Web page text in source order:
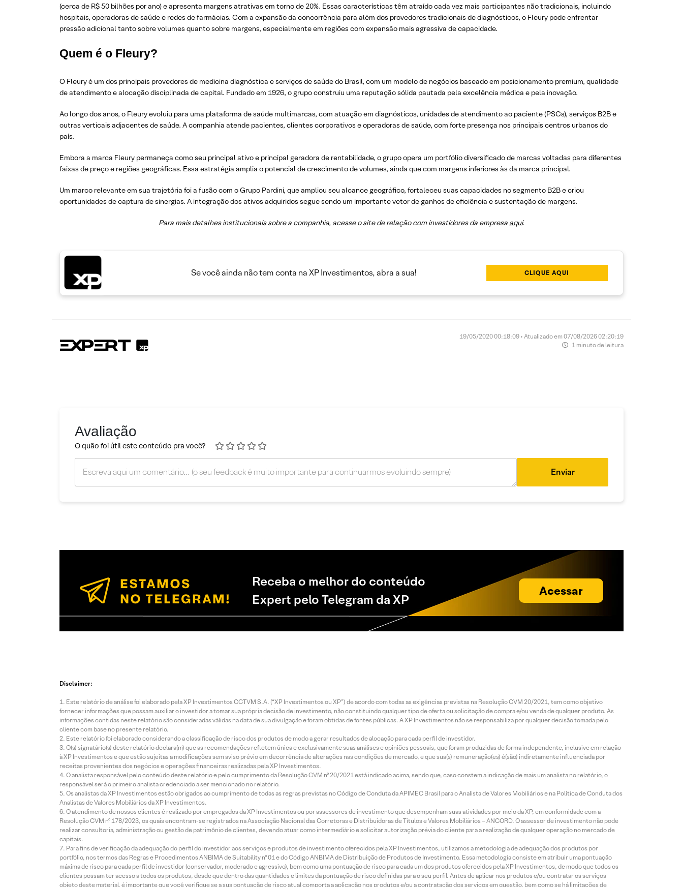
(cerca de R$ 50 bilhões por ano) e apresenta margens atrativas em torno de 20%. Essas características têm atraído cada vez mais participantes não tradicionais, incluindo
hospitais, operadoras de saúde e redes de farmácias. Com a expansão da concorrência para além dos provedores tradicionais de diagnósticos, o Fleury pode enfrentar
pressão adicional tanto sobre volumes quanto sobre margens, especialmente em regiões com expansão mais agressiva de capacidade.
Quem é o Fleury?
O Fleury é um dos principais provedores de medicina diagnóstica e serviços de saúde do Brasil, com um modelo de negócios baseado em posicionamento premium, qualidade
de atendimento e alocação disciplinada de capital. Fundado em 1926, o grupo construiu uma reputação sólida pautada pela excelência médica e pela inovação.
Ao longo dos anos, o Fleury evoluiu para uma plataforma de saúde multimarcas, com atuação em diagnósticos, unidades de atendimento ao paciente (PSCs), serviços B2B e
outras verticais adjacentes de saúde. A companhia atende pacientes, clientes corporativos e operadoras de saúde, com forte presença nos principais centros urbanos do
país.
Embora a marca Fleury permaneça como seu principal ativo e principal geradora de rentabilidade, o grupo opera um portfólio diversificado de marcas voltadas para diferentes
faixas de preço e regiões geográficas. Essa estratégia amplia o potencial de crescimento de volumes, ainda que com margens inferiores às da marca principal.
Um marco relevante em sua trajetória foi a fusão com o Grupo Pardini, que ampliou seu alcance geográfico, fortaleceu suas capacidades no segmento B2B e criou
oportunidades de captura de sinergias. A integração dos ativos adquiridos segue sendo um importante vetor de ganhos de eficiência e sustentação de margens.
Para mais detalhes institucionais sobre a companhia, acesse o site de relação com investidores da empresa aqui.
Se você ainda não tem conta na XP Investimentos, abra a sua! CLIQUE AQUI
19/05/2020 00:18:09 • Atualizado em 07/08/2026 02:20:19
1 minuto de leitura
Avaliação
O quão foi útil este conteúdo pra você?
Enviar
Receba o melhor do conteúdo
Expert pelo Telegram da XP
Acessar
Disclaimer:
Este relatório de análise foi elaborado pela XP Investimentos CCTVM S.A. (“XP Investimentos ou XP”) de acordo com todas as exigências previstas na Resolução CVM 20/2021, tem como objetivo
fornecer informações que possam auxiliar o investidor a tomar sua própria decisão de investimento, não constituindo qualquer tipo de oferta ou solicitação de compra e/ou venda de qualquer produto. As
informações contidas neste relatório são consideradas válidas na data de sua divulgação e foram obtidas de fontes públicas. A XP Investimentos não se responsabiliza por qualquer decisão tomada pelo
cliente com base no presente relatório.
Este relatório foi elaborado considerando a classificação de risco dos produtos de modo a gerar resultados de alocação para cada perfil de investidor.
O(s) signatário(s) deste relatório declara(m) que as recomendações refletem única e exclusivamente suas análises e opiniões pessoais, que foram produzidas de forma independente, inclusive em relação
à XP Investimentos e que estão sujeitas a modificações sem aviso prévio em decorrência de alterações nas condições de mercado, e que sua(s) remuneração(es) é(são) indiretamente influenciada por
receitas provenientes dos negócios e operações financeiras realizadas pela XP Investimentos.
O analista responsável pelo conteúdo deste relatório e pelo cumprimento da Resolução CVM nº 20/2021 está indicado acima, sendo que, caso constem a indicação de mais um analista no relatório, o
responsável será o primeiro analista credenciado a ser mencionado no relatório.
Os analistas da XP Investimentos estão obrigados ao cumprimento de todas as regras previstas no Código de Conduta da APIMEC Brasil para o Analista de Valores Mobiliários e na Política de Conduta dos
Analistas de Valores Mobiliários da XP Investimentos.
O atendimento de nossos clientes é realizado por empregados da XP Investimentos ou por assessores de investimento que desempenham suas atividades por meio da XP, em conformidade com a
Resolução CVM nº 178/2023, os quais encontram-se registrados na Associação Nacional das Corretoras e Distribuidoras de Títulos e Valores Mobiliários – ANCORD. O assessor de investimento não pode
realizar consultoria, administração ou gestão de patrimônio de clientes, devendo atuar como intermediário e solicitar autorização prévia do cliente para a realização de qualquer operação no mercado de
capitais.
Para fins de verificação da adequação do perfil do investidor aos serviços e produtos de investimento oferecidos pela XP Investimentos, utilizamos a metodologia de adequação dos produtos por
portfólio, nos termos das Regras e Procedimentos ANBIMA de Suitability nº 01 e do Código ANBIMA de Distribuição de Produtos de Investimento. Essa metodologia consiste em atribuir uma pontuação
máxima de risco para cada perfil de investidor (conservador, moderado e agressivo), bem como uma pontuação de risco para cada um dos produtos oferecidos pela XP Investimentos, de modo que todos os
clientes possam ter acesso a todos os produtos, desde que dentro das quantidades e limites da pontuação de risco definidas para o seu perfil. Antes de aplicar nos produtos e/ou contratar os serviços
objeto deste material, é importante que você verifique se a sua pontuação de risco atual comporta a aplicação nos produtos e/ou a contratação dos serviços em questão, bem como se há limitações de